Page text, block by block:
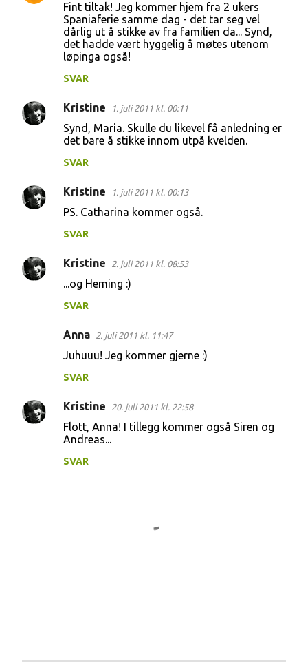
Fint tiltak! Jeg kommer hjem fra 2 ukers
Spaniaferie samme dag - det tar seg vel
dårlig ut å stikke av fra familien da... Synd,
det hadde vært hyggelig å møtes utenom
løpinga også!
SVAR
Kristine 1. juli 2011 kl. 00:11
Synd, Maria. Skulle du likevel få anledning er
det bare å stikke innom utpå kvelden.
SVAR
Kristine 1. juli 2011 kl. 00:13
PS. Catharina kommer også.
SVAR
Kristine 2. juli 2011 kl. 08:53
...og Heming :)
SVAR
Anna 2. juli 2011 kl. 11:47
Juhuuu! Jeg kommer gjerne :)
SVAR
Kristine 20. juli 2011 kl. 22:58
Flott, Anna! I tillegg kommer også Siren og
Andreas...
SVAR